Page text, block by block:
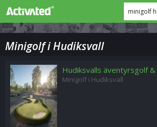
minigolf
Minigolf i Hudiksvall
Hudiksvalls äventyrsgolf
Minigolf i Hudiksvall